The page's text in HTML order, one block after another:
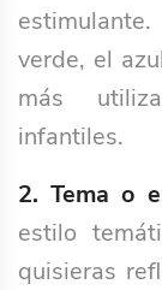
verde, el
más
infantiles.
2. Tema o
estilo
quisieras